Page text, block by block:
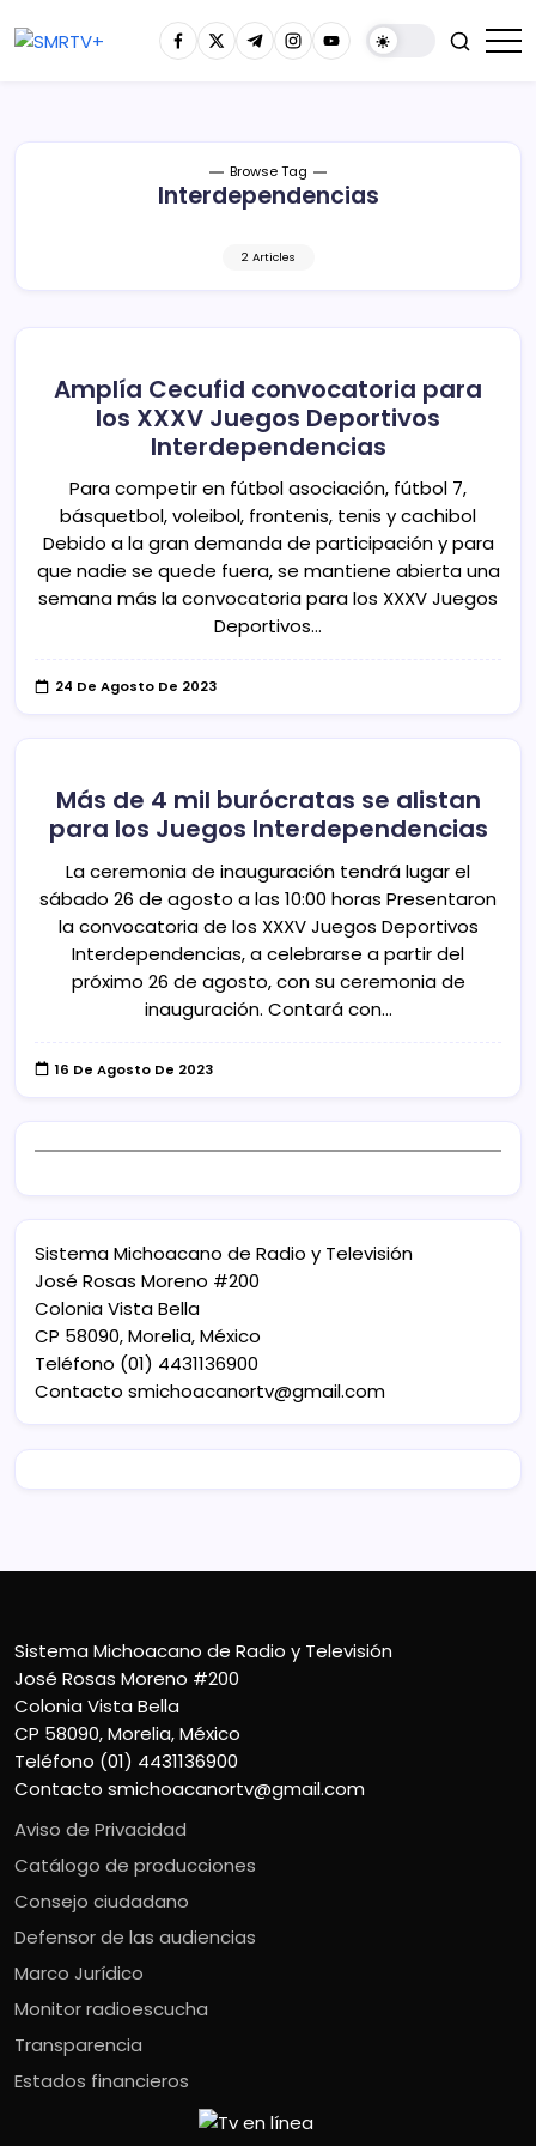
Browse Tag
Interdependencias
2 Articles
Amplía Cecufid convocatoria para
los XXXV Juegos Deportivos
Interdependencias
Para competir en fútbol asociación, fútbol 7,
básquetbol, voleibol, frontenis, tenis y cachibol
Debido a la gran demanda de participación y para
que nadie se quede fuera, se mantiene abierta una
semana más la convocatoria para los XXXV Juegos
Deportivos…
24 De Agosto De 2023
Más de 4 mil burócratas se alistan
para los Juegos Interdependencias
La ceremonia de inauguración tendrá lugar el
sábado 26 de agosto a las 10:00 horas Presentaron
la convocatoria de los XXXV Juegos Deportivos
Interdependencias, a celebrarse a partir del
próximo 26 de agosto, con su ceremonia de
inauguración. Contará con…
16 De Agosto De 2023
Sistema Michoacano de Radio y Televisión
José Rosas Moreno #200
Colonia Vista Bella
CP 58090, Morelia, México
Teléfono (01) 4431136900
Contacto smichoacanortv@gmail.com
Sistema Michoacano de Radio y Televisión
José Rosas Moreno #200
Colonia Vista Bella
CP 58090, Morelia, México
Teléfono (01) 4431136900
Contacto smichoacanortv@gmail.com
Aviso de Privacidad
Catálogo de producciones
Consejo ciudadano
Defensor de las audiencias
Marco Jurídico
Monitor radioescucha
Transparencia
Estados financieros